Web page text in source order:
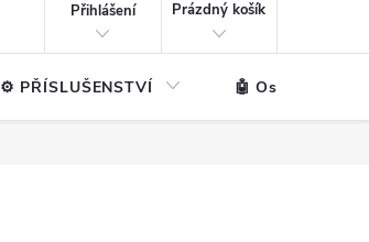
Přihlášení
Prázdný košík
⚙️ PŘÍSLUŠENSTVÍ 🤖 Ostatní